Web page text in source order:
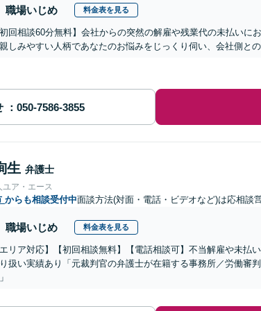
職場いじめ 料金表を見る
回相談60分無料】会社からの突然の解雇や残業代の未払いに
しみやすい人柄であなたのお悩みをじっくり伺い、会社側と
生 弁護士
ユア・エース
からも相談受付中面談方法(対面・電話・ビデオなど)は応相談
職場いじめ 料金表を見る
リア対応】【初回相談無料】【電話相談可】不当解雇や未払
扱い実績あり「元裁判官の弁護士が在籍する事務所／労働審